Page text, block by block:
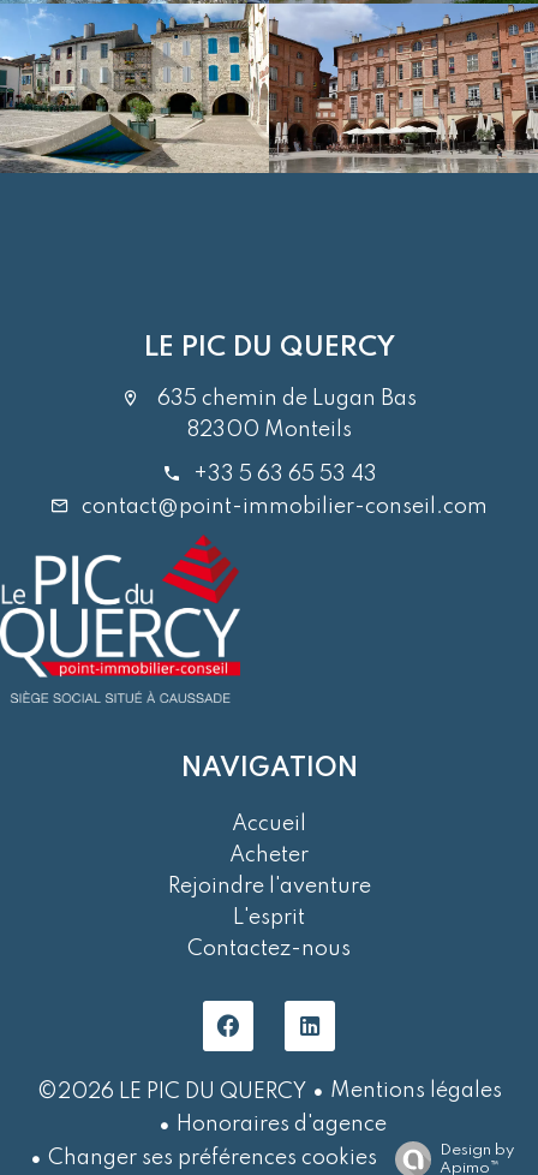
LE PIC DU QUERCY
635 chemin de Lugan Bas
82300 Monteils
+33 5 63 65 53 43
contact@point-immobilier-conseil.com
NAVIGATION
Accueil
Acheter
Rejoindre l'aventure
L'esprit
Contactez-nous
©2026 LE PIC DU QUERCY
Mentions légales
Honoraires d'agence
Changer ses préférences cookies
Design by
Apimo™